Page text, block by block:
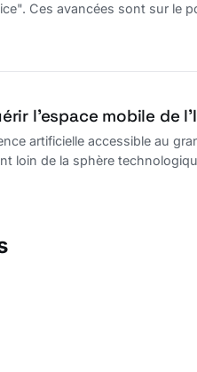
Ces avancées sont sur le
!
l’espace mobile de
artificielle accessible au
loin de la sphère
uniquement en ligne